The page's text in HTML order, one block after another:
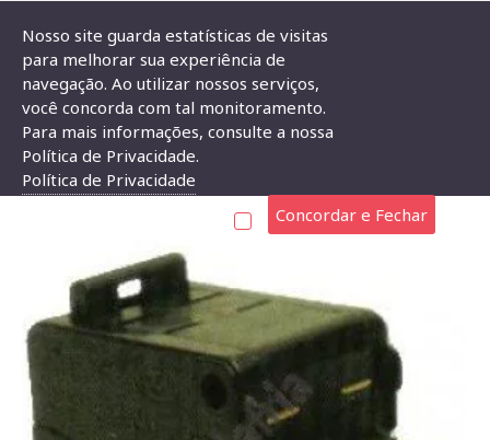
Chave Micro Switch KW11-7-8 Duplo
CHAVE MICRO SWITCH KW11-7-8 DUPLO
Nosso site guarda estatísticas de visitas
para melhorar sua experiência de
navegação. Ao utilizar nossos serviços,
você concorda com tal monitoramento.
Para mais informações, consulte a nossa
Política de Privacidade.
Política de Privacidade
Concordar e Fechar